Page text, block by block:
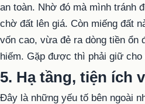
an toàn. Nhờ đó mà mình tránh
chờ đất lên giá. Còn miếng đất
vốn cao, vừa đẻ ra dòng tiền ổn
hiếm. Gặp được thì phải giữ cho
5. Hạ tầng, tiện ích
Đây là những yếu tố bên ngoài